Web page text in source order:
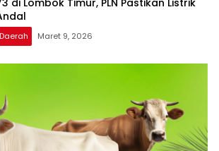
Daerah Maret 9, 2026